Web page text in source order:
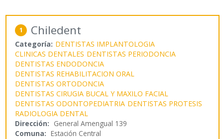
1 Chiledent
Categoría: DENTISTAS IMPLANTOLOGIA
CLINICAS DENTALES DENTISTAS PERIODONCIA
DENTISTAS ENDODONCIA
DENTISTAS REHABILITACION ORAL
DENTISTAS ORTODONCIA
DENTISTAS CIRUGIA BUCAL Y MAXILO FACIAL
DENTISTAS ODONTOPEDIATRIA DENTISTAS PROTESIS
RADIOLOGIA DENTAL
Dirección: General Amengual 139
Comuna: Estación Central